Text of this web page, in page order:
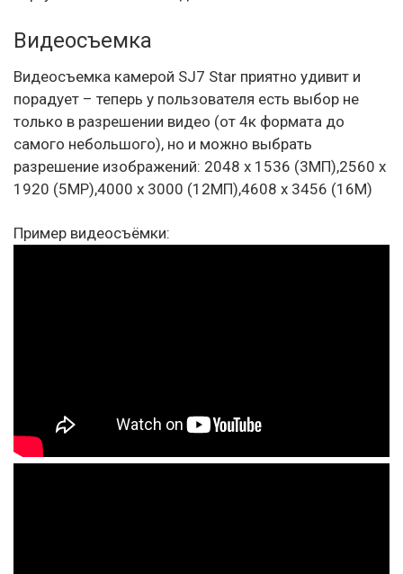
Видеосъемка
Видеосъемка камерой SJ7 Star приятно удивит и
порадует – теперь у пользователя есть выбор не
только в разрешении видео (от 4к формата до
самого небольшого), но и можно выбрать
разрешение изображений: 2048 x 1536 (3МП),2560 x
1920 (5MP),4000 x 3000 (12МП),4608 x 3456 (16M)
Пример видеосъёмки: